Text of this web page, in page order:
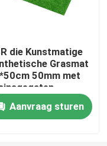
die Kunstmatige
Grasmat
50mm met
Aanvraag sturen